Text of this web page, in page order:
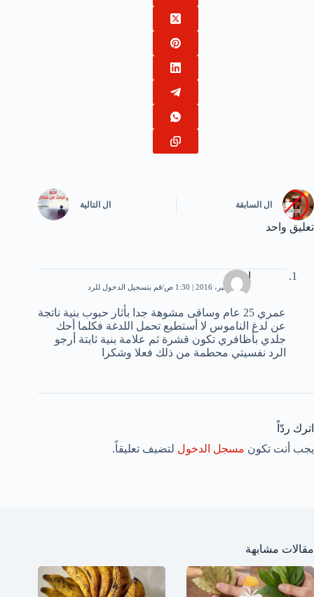
ال السابقة ال التالية
تعليق واحد
إسراء
27 ديسمبر، 2016 | 1:30 ص قم بتسجيل الدخول للرد
عمري 25 عام وساقى مشوهة جدا بأثار حبوب بنية ناتجة
عن لدغ الناموس لا أستطيع تحمل اللدغة فكلما أحك
جلدي بأظافري تكون قشرة ثم علامة بنية ثابتة أرجو
الرد نفسيتي محطمة من ذلك فعلا وشكرا
اترك ردّاً
يجب أنت تكون مسجل الدخول لتضيف تعليقاً.
مقالات مشابهة